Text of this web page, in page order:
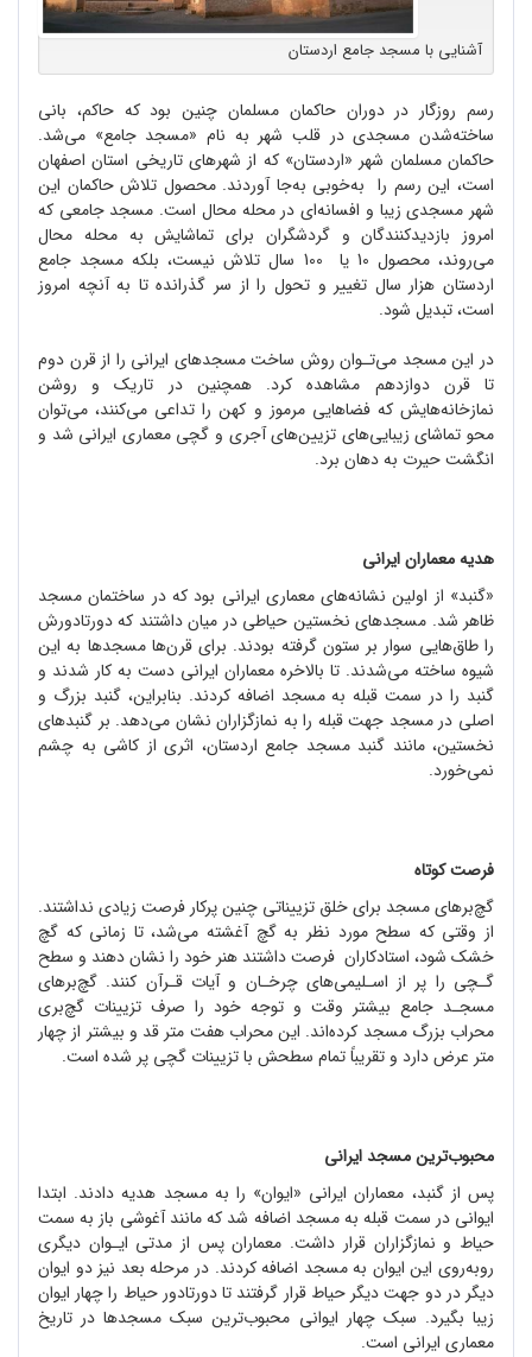
آشنایی با مسجد جامع اردستان
رسم روزگار در دوران حاکمان مسلمان چنین بود که حاکم، بانی
ساخته‌شدن مسجدی در قلب شهر به نام «مسجد جامع» می‌شد.
حاکمان مسلمان شهر «اردستان» که از شهرهای تاریخی استان اصفهان
است، این رسم را به‌خوبی به‌جا ‌آوردند. محصول تلاش حاکمان این
شهر مسجدی زیبا و افسانه‌ای در محله محال است. مسجد جامعی که
امروز بازدیدکنندگان و گردشگران برای تماشایش به محله محال
می‌روند، محصول 10 یا 100 سال تلاش نیست، بلکه مسجد جامع
اردستان هزار سال تغییر و تحول را از سر گذرانده تا به آنچه امروز
است، تبدیل شود.
در این مسجد می‌تـوان روش ساخت مسجدهای ایرانی را از قرن دوم
تا قرن دوازدهم مشاهده کرد. همچنین در تاریک و روشن
نمازخانه‌ها‌یش که فضاهایی مرموز و کهن را تداعی می‌کنند، می‌توان
محو تماشای زیبایی‌های تزیین‌های آجری و گچی معماری ایرانی شد و
انگشت حیرت به دهان برد.
هدیه معماران ایرانی
«گنبد» از اولین نشانه‌های معماری ایرانی بود که در ساختمان مسجد
ظاهر شد. مسجدهای نخستین حیاطی در میان داشتند که دورتادورش
را طاق‌هایی سوار بر ستون گرفته بودند. برای قرن‌ها مسجدها به این
شیوه ساخته می‌شدند. تا بالاخره معماران ایرانی دست به کار شدند و
گنبد را در سمت قبله به مسجد اضافه کردند. بنابراین، گنبد بزرگ و
اصلی در مسجد جهت قبله را به نمازگزاران نشان می‌دهد. بر گنبدهای
نخستین، مانند گنبد مسجد جامع اردستان، اثری از کاشی به چشم
نمی‌خورد.
فرصت کوتاه
گچ‌بر‌های مسجد برای خلق تزییناتی چنین پرکار فرصت زیادی نداشتند.
از وقتی که سطح مورد نظر به گچ آغشته می‌شد، تا زمانی که گچ
خشک شود، استادکاران فرصت داشتند هنر خود را نشان دهند و سطح
گـچی را پر از اسـلیمی‌های چرخـان و آیات قـرآن کنند. گچ‌بر‌های
مسجـد جامع بیشتر وقت و توجه خود را صرف تزیینات گچ‌بری
محراب بزرگ مسجد کرده‌اند. این محراب هفت متر قد و بیشتر از چهار
متر عرض دارد و تقریباً تمام سطحش با تزیینات گچی پر شده ‌است.
محبوب‌ترین مسجد ایرانی
پس از گنبد، معماران ایرانی «ایوان» را به مسجد هدیه دادند. ابتدا
ایوانی در سمت قبله به مسجد اضافه شد که مانند آغوشی باز به سمت
حیاط و نمازگزاران قرار داشت. معماران پس از مدتی ایـوان دیگری
روبه‌روی این ایوان به مسجد اضافه کردند. در مرحله بعد نیز دو ایوان
دیگر در دو جهت دیگر حیاط قرار گرفتند تا دورتادور حیاط را چهار ایوان
زیبا بگیرد. سبک چهار ایوانی محبوب‌ترین سبک مسجدها در تاریخ
معماری ایرانی ا‌ست.